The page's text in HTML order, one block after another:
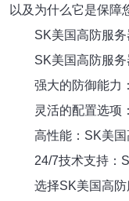
以及为什么它是保障
SK美国高防服
SK美国高防服务
强大的防御能力
灵活的配置选项
高性能：SK美
24/7技术支持：
选择SK美国高防